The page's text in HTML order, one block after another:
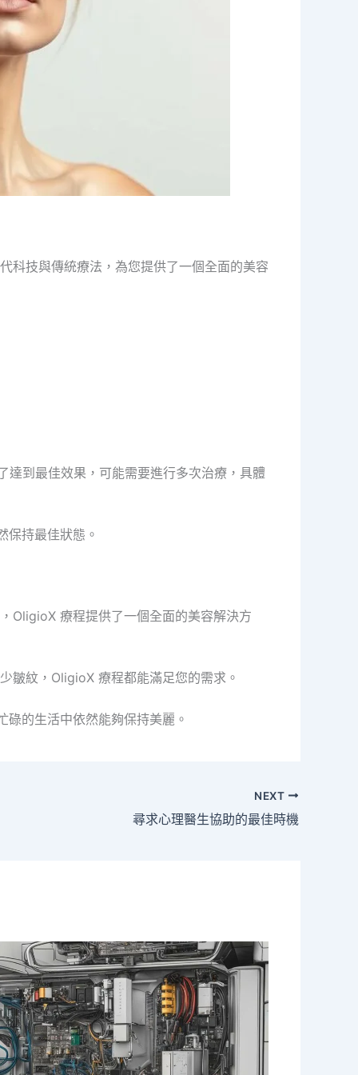
科技與傳統療法，為您提供了一個全面的美容
達到最佳效果，可能需要進行多次治療，具體
保持最佳狀態。
OligioX 療程提供了一個全面的美容解決方
皺紋，OligioX 療程都能滿足您的需求。
的生活中依然能夠保持美麗。
NEXT
尋求心理醫生協助的最佳時機